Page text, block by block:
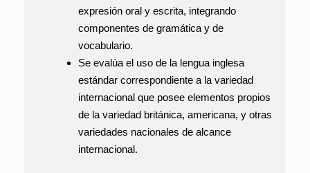
expresión oral y escrita, integrando
componentes de gramática y de
vocabulario.
Se evalúa el uso de la lengua inglesa
estándar correspondiente a la variedad
internacional que posee elementos propios
de la variedad británica, americana, y otras
variedades nacionales de alcance
internacional.